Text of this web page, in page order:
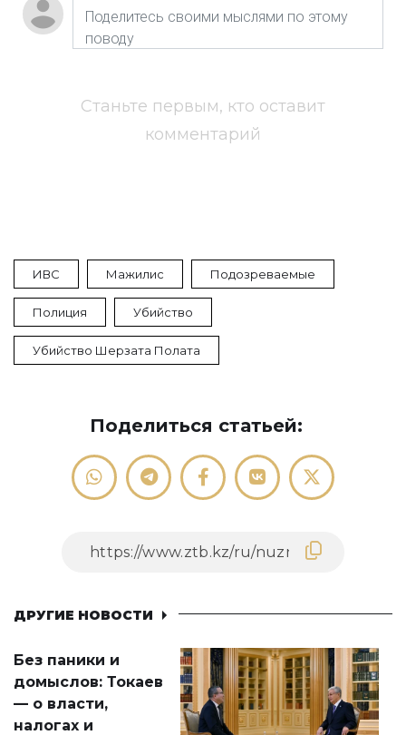
Станьте первым, кто оставит
комментарий
ИВС Мажилис Подозреваемые
Полиция Убийство
Убийство Шерзата Полата
Поделиться статьей:
ДРУГИЕ НОВОСТИ
Без паники и
домыслов: Токаев
— о власти,
налогах и